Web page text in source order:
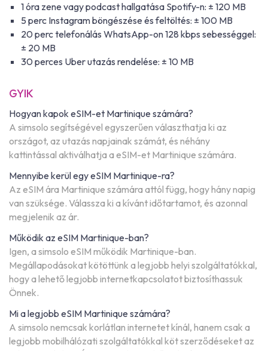
1 óra zene vagy podcast hallgatása Spotify-n: ± 120 MB
5 perc Instagram böngészése és feltöltés: ± 100 MB
20 perc telefonálás WhatsApp-on 128 kbps sebességgel:
± 20 MB
30 perces Uber utazás rendelése: ± 10 MB
GYIK
Hogyan kapok eSIM-et Martinique számára?
A simsolo segítségével egyszerűen választhatja ki az
országot, az utazás napjainak számát, és néhány
kattintással aktiválhatja a eSIM-et Martinique számára.
Mennyibe kerül egy eSIM Martinique-ra?
Az eSIM ára Martinique számára attól függ, hogy hány napig
van szüksége. Válassza ki a kívánt időtartamot, és azonnal
megjelenik az ár.
Működik az eSIM Martinique-ban?
Igen, a simsolo eSIM működik Martinique-ban.
Megállapodásokat kötöttünk a legjobb helyi szolgáltatókkal,
hogy a lehető legjobb internetkapcsolatot biztosíthassuk
Önnek.
Mi a legjobb eSIM Martinique számára?
A simsolo nemcsak korlátlan internetet kínál, hanem csak a
legjobb mobilhálózati szolgáltatókkal köt szerződéseket az